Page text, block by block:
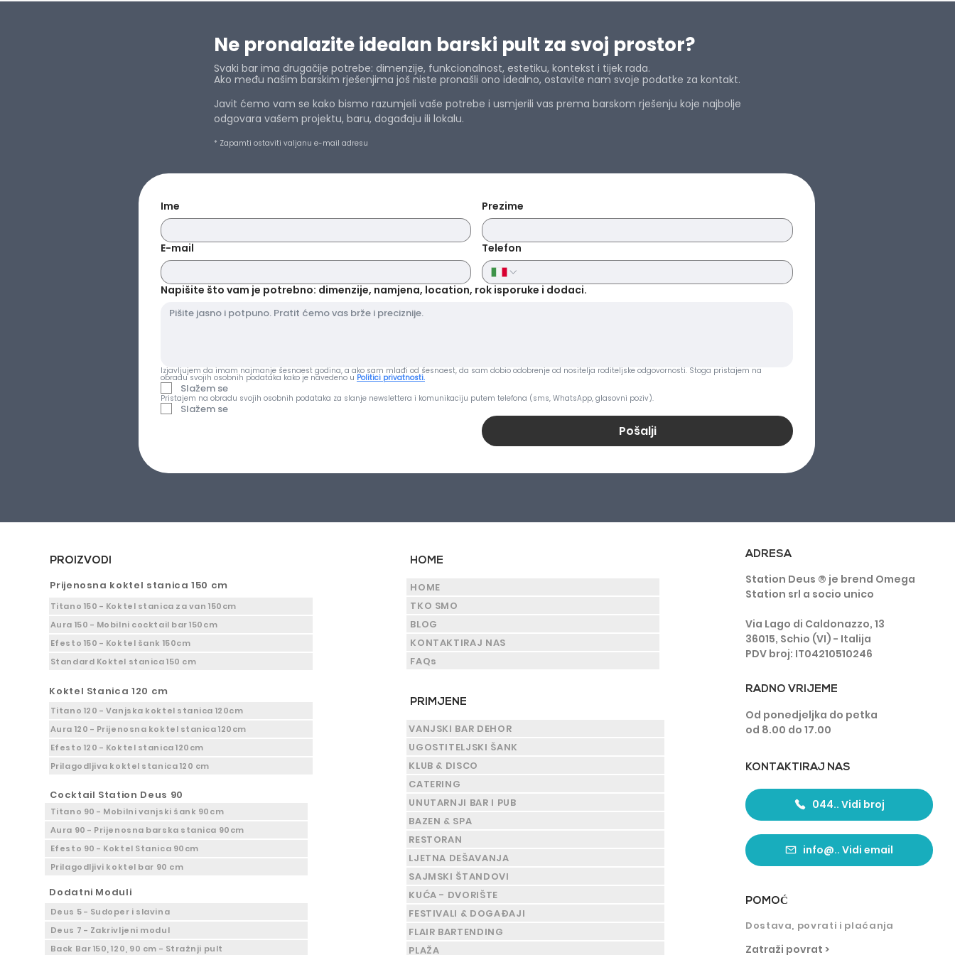
Ne pronalazite idealan barski pult za svoj prostor?
Svaki bar ima drugačije potrebe: dimenzije, funkcionalnost, estetiku, kontekst i tijek rada.
Ako među našim barskim rješenjima još niste pronašli ono idealno, ostavite nam svoje podatke za kontakt.
Javit ćemo vam se kako bismo razumjeli vaše potrebe i usmjerili vas prema barskom rješenju koje najbolje
odgovara vašem projektu, baru, događaju ili lokalu.
* Zapamti ostaviti valjanu e-mail adresu
Ime Prezime
E-mail Telefon
Napišite što vam je potrebno: dimenzije, namjena, location, rok isporuke i dodaci.
Izjavljujem da imam najmanje šesnaest godina, a ako sam mlađi od šesnaest, da sam dobio odobrenje od nositelja roditeljske odgovornosti. Stoga pristajem na
obradu svojih osobnih podataka kako je navedeno u Politici privatnosti.
Slažem se
Pristajem na obradu svojih osobnih podataka za slanje newslettera i komunikaciju putem telefona (sms, WhatsApp, glasovni poziv).
Slažem se
Pošalji
PROIZVODI
Prijenosna koktel stanica 150 cm
Titano 150 - Koktel stanica za van 150cm
Aura 150 - Mobilni cocktail bar 150cm
Efesto 150 - Koktel šank 150cm
Standard Koktel stanica 150 cm
Koktel Stanica 120 cm
Titano 120 - Vanjska koktel stanica 120cm
Aura 120 - Prijenosna koktel stanica 120cm
Efesto 120 - Koktel stanica 120cm
Prilagodljiva koktel stanica 120 cm
Cocktail Station Deus 90
Titano 90 - Mobilni vanjski šank 90cm
Aura 90 - Prijenosna barska stanica 90cm
Efesto 90 - Koktel Stanica 90cm
Prilagodljivi koktel bar 90 cm
Dodatni Moduli
Deus 5 - Sudoper i slavina
Deus 7 - Zakrivljeni modul
Back Bar 150, 120, 90 cm - Stražnji pult
HOME
HOME
TKO SMO
BLOG
KONTAKTIRAJ NAS
FAQs
PRIMJENE
VANJSKI BAR DEHOR
UGOSTITELJSKI ŠANK
KLUB & DISCO
CATERING
UNUTARNJI BAR I PUB
BAZEN & SPA
RESTORAN
LJETNA DEŠAVANJA
SAJMSKI ŠTANDOVI
KUĆA - DVORIŠTE
FESTIVALI & DOGAĐAJI
FLAIR BARTENDING
PLAŽA
ADRESA
Station Deus ® je brend Omega
Station srl a socio unico
Via Lago di Caldonazzo, 13
36015, Schio (VI) - Italija
PDV broj: IT04210510246
RADNO VRIJEME
Od ponedjeljka do petka
od 8.00 do 17.00
KONTAKTIRAJ NAS
044.. Vidi broj
info@.. Vidi email
POMOĆ
Dostava, povrati i plaćanja
Zatraži povrat >